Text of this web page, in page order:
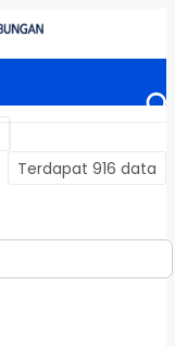
Terdapat 916 data